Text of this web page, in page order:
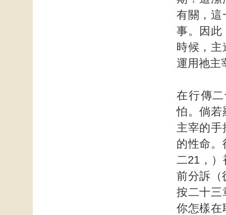
有關，這
事。因此
時候，主
運用祂主
在行傳
怕。倘若
主宰的手
的性命。
二21，
前分訴（
按二十三
你怎樣在